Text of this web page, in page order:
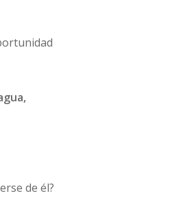
de él?